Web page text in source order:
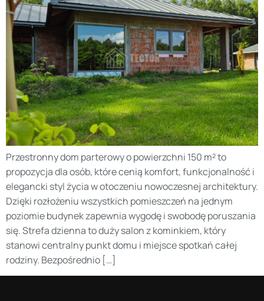
Przestronny dom parterowy o powierzchni 150 m² to
propozycja dla osób, które cenią komfort, funkcjonalność i
elegancki styl życia w otoczeniu nowoczesnej architektury.
Dzięki rozłożeniu wszystkich pomieszczeń na jednym
poziomie budynek zapewnia wygodę i swobodę poruszania
się. Strefa dzienna to duży salon z kominkiem, który
stanowi centralny punkt domu i miejsce spotkań całej
rodziny. Bezpośrednio […]